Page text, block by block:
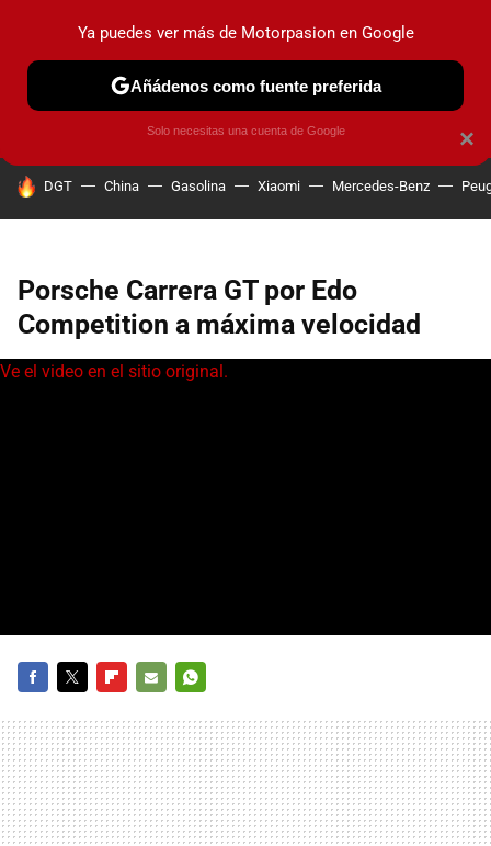
PRUEBAS COCHES ELÉCTRICOS OBSERVATORIO
HOY SE HABLA DE
DGT China Gasolina Xiaomi Mercedes-Benz
Porsche Carrera GT por Edo
Competition a máxima velocidad
Ve el video en el sitio original.
MAIL
×
Ya puedes ver más de Motorpasion en Google
Añádenos como fuente preferida
Solo necesitas una cuenta de Google